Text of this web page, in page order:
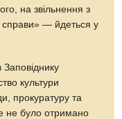
на звільнення з
справи» — йдеться у
культури
прокуратуру та
не було отримано